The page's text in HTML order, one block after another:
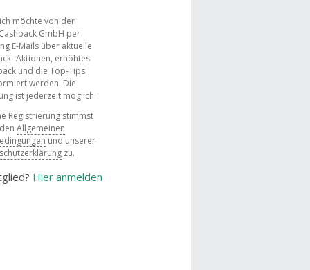
ich möchte von der
GmbH per
E-Mails über aktuelle
Aktionen, erhöhtes
und die Top-Tips
werden. Die
ist jederzeit möglich.
Registrierung stimmst
Allgemeinen
und unserer
zu.
Hier anmelden